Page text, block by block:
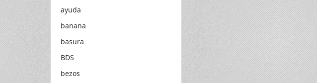
ayuda
banana
basura
BDS
bezos